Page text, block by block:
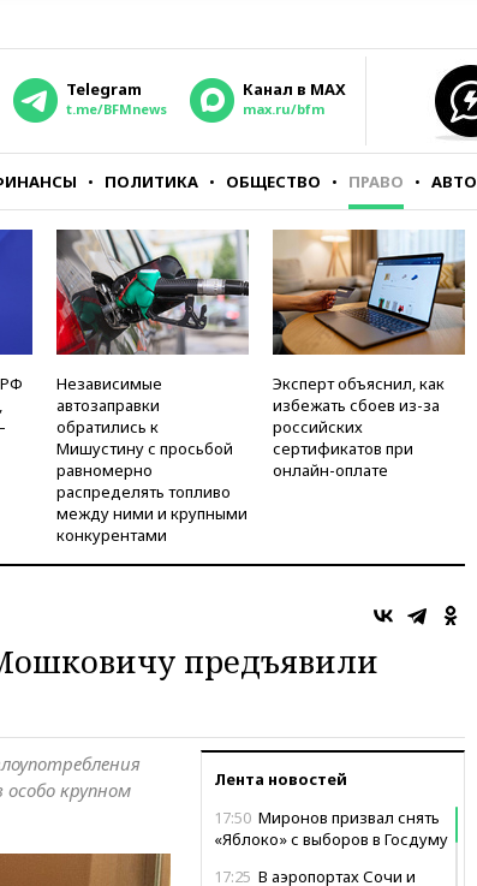
Telegram
t.me/BFMnews
Канал в MAX
max.ru/bfm
ПОЛИТИКА ОБЩЕСТВО ПРАВО АВТО
Независимые
автозаправки
обратились к
Мишустину с просьбой
равномерно
распределять топливо
между ними и крупными
конкурентами
Эксперт объяснил, как
избежать сбоев из-за
российских
сертификатов при
онлайн-оплате
предъявили
Лента новостей
17:50 Миронов призвал снять
«Яблоко» с выборов в Госдуму
17:25 В аэропортах Сочи и
крупном